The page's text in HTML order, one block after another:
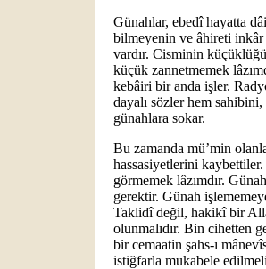
Günahlar, ebedî hayatta
bilmeyenin ve âhireti inkâr
vardır. Cisminin
küçük zannetmemek
kebâiri bir anda işler.
dayalı sözler hem
günahlara sokar.
Bu zamanda mü’min
hassasiyetlerini
görmemek lâzımdır.
gerektir. Günah
Taklidî değil, hakikî bir
olunmalıdır. Bin cihetten
bir cemaatin şahs-ı
istiğfarla mukabele